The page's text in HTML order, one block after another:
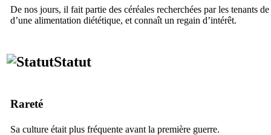
De nos jours, il fait partie des céréales recherchées par les tenants
d’une alimentation diététique, et connaît un regain d’intérêt.
Statut
Rareté
Sa culture était plus fréquente avant la première guerre.